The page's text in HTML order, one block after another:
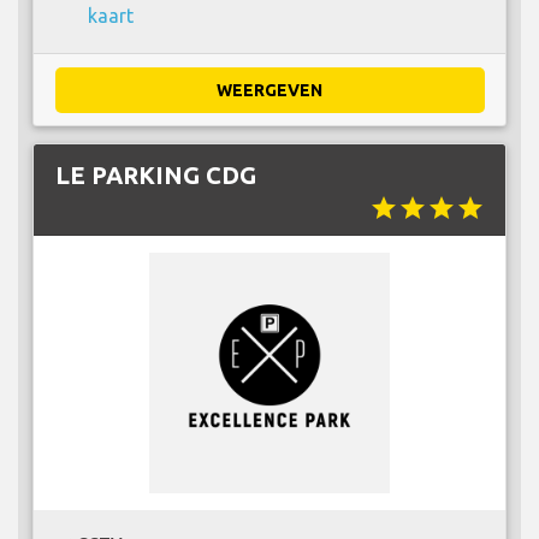
kaart
WEERGEVEN
LE PARKING CDG
starstarstarstar